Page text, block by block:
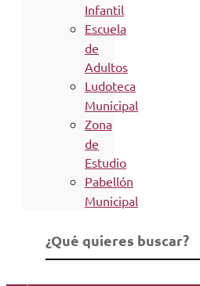
Infantil
Escuela
de
Adultos
Ludoteca
Municipal
Zona
de
Estudio
Pabellón
Municipal